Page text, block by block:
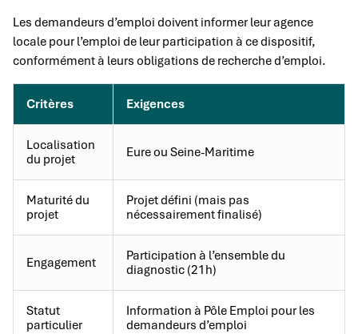
Les demandeurs d’emploi doivent informer leur agence
locale pour l’emploi de leur participation à ce dispositif,
conformément à leurs obligations de recherche d’emploi.
Critères Exigences
Localisation
du projet
Eure ou Seine-Maritime
Maturité du
projet
Projet défini (mais pas
nécessairement finalisé)
Engagement
Participation à l’ensemble du
diagnostic (21h)
Statut
particulier
Information à Pôle Emploi pour les
demandeurs d’emploi